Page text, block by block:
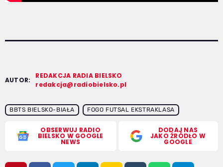
AUTOR:
REDAKCJA RADIA BIELSKO
redakcja@radiobielsko.pl
BBTS BIELSKO-BIAŁA FOGO FUTSAL EKSTRAKLASA
OBSERWUJ RADIO
BIELSKO W GOOGLE
NEWS
DODAJ NAS
JAKO ŹRÓDŁO W
GOOGLE